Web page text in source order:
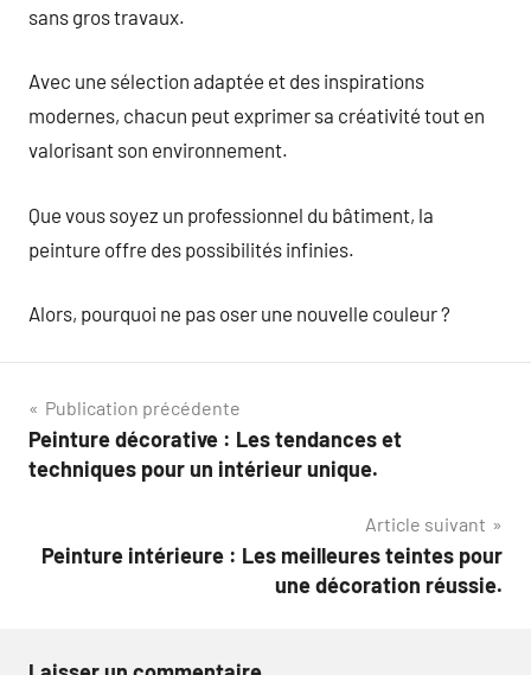
sans gros travaux.
Avec une sélection adaptée et des inspirations
modernes, chacun peut exprimer sa créativité tout en
valorisant son environnement.
Que vous soyez un professionnel du bâtiment, la
peinture offre des possibilités infinies.
Alors, pourquoi ne pas oser une nouvelle couleur ?
Navigation
de
Publication précédente
Peinture décorative : Les tendances et
techniques pour un intérieur unique.
Article suivant
Peinture intérieure : Les meilleures teintes pour
une décoration réussie.